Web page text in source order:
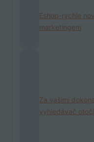
Eshop-rychle
marketingem
Za vašimi
vyhledávač